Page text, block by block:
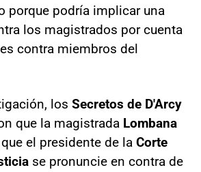
porque podría implicar una
los magistrados por cuenta
contra miembros del
los Secretos de D'Arcy
que la magistrada Lombana
el presidente de la Corte
se pronuncie en contra de